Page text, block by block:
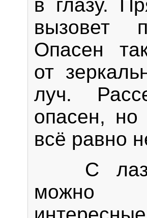
в глазу.
вызовет
Опасен
от
луч.
опасен, но
всё равно
С
можно